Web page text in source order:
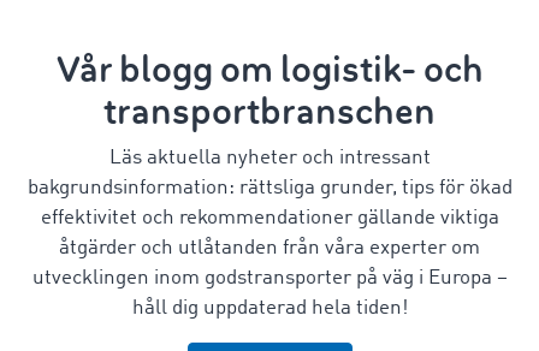
Vår blogg om logistik- och
transportbranschen
Läs aktuella nyheter och intressant
bakgrundsinformation: rättsliga grunder, tips för ökad
effektivitet och rekommendationer gällande viktiga
åtgärder och utlåtanden från våra experter om
utvecklingen inom godstransporter på väg i Europa –
håll dig uppdaterad hela tiden!